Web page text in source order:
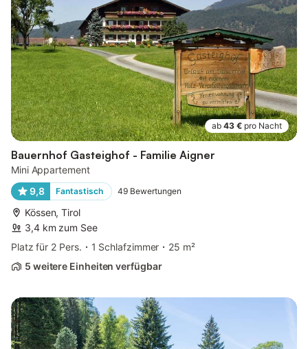
ab 43 € pro Nacht
Bauernhof Gasteighof - Familie Aigner
Mini Appartement
9,8
Fantastisch 49 Bewertungen
Kössen, Tirol
3,4 km zum See
Platz für 2 Pers.
1 Schlafzimmer
25 m²
5 weitere Einheiten verfügbar